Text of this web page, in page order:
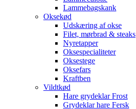
Lammebagskank
Oksekød
Udskæring af okse
Filet, mørbrad & steaks
Nyretapper
Oksespecialiteter
Oksestege
Oksefars
Kraftben
Vildtkød
Hare grydeklar Frost
Grydeklar hare Fersk